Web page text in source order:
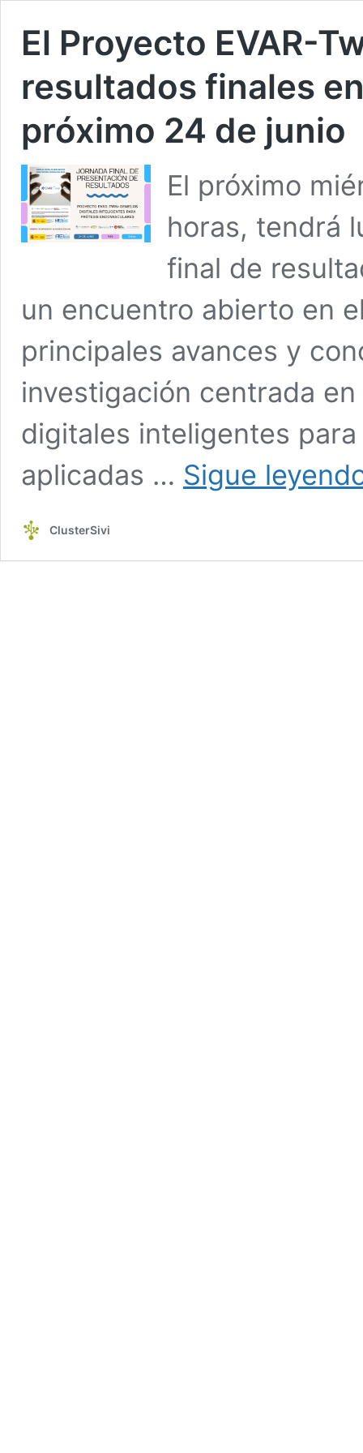
El Proyecto EVAR-
resultados finales
próximo 24 de junio
El próximo
horas, tendrá
final de
un encuentro abierto en
principales avances y
investigación centrada
digitales inteligentes
aplicadas … Sigue
ClusterSivi